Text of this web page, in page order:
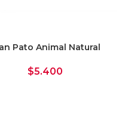
Pato Animal Natural
$5.400